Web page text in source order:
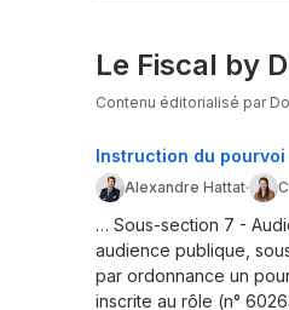
Le Fiscal by
Contenu éditorialisé par
Instruction du pourvoi
Alexandre Hattat·
… Sous-section 7 -
audience publique,
par ordonnance un
inscrite au rôle (n°